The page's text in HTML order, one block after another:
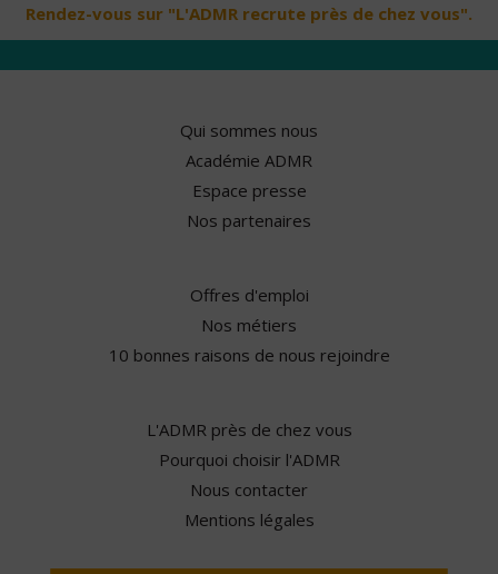
Rendez-vous sur "L'ADMR recrute près de chez vous".
Qui sommes nous
Académie ADMR
Espace presse
Nos partenaires
Offres d'emploi
Nos métiers
10 bonnes raisons de nous rejoindre
L'ADMR près de chez vous
Pourquoi choisir l'ADMR
Nous contacter
Mentions légales